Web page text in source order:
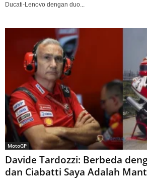
Ducati-Lenovo dengan duo...
MotoGP
Davide Tardozzi: Berbeda
dan Ciabatti Saya Adalah